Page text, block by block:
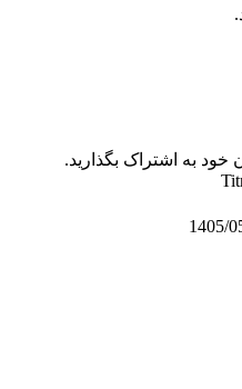
خود به اشتراک بگذارید.
1405/